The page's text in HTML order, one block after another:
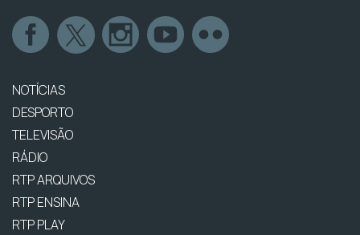
NOTÍCIAS
DESPORTO
TELEVISÃO
RÁDIO
RTP ARQUIVOS
RTP ENSINA
RTP PLAY